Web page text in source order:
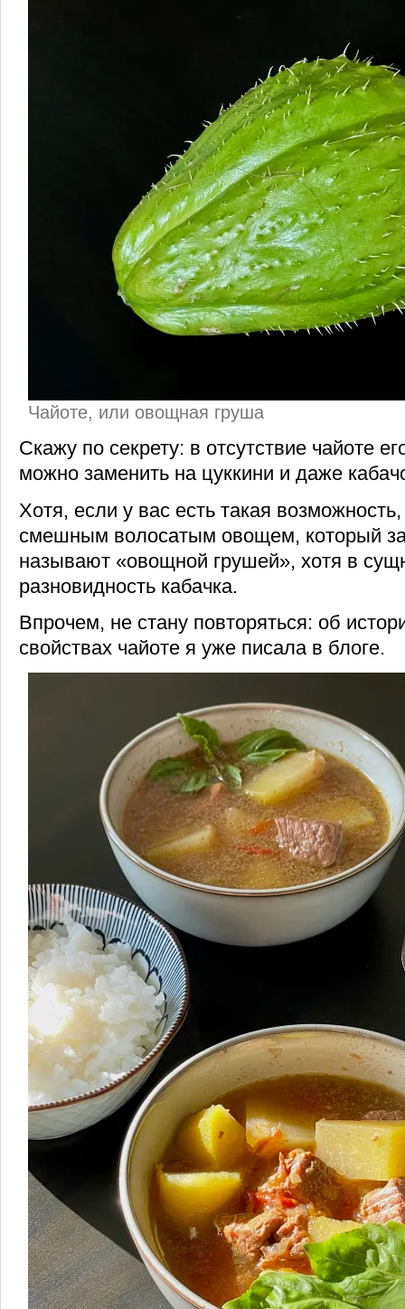
Чайоте, или овощная груша
Скажу по секрету: в отсутствие чайоте
можно заменить на цуккини и даже
Хотя, если у вас есть такая
смешным волосатым овощем, который
называют «овощной грушей», хотя в
разновидность кабачка.
Впрочем, не стану повторяться: об
свойствах чайоте я уже писала в блоге.